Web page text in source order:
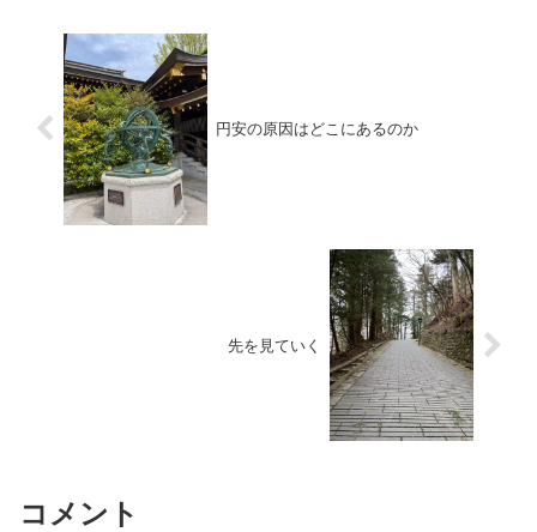
円安の原因はどこにあるのか
先を見ていく
コメント